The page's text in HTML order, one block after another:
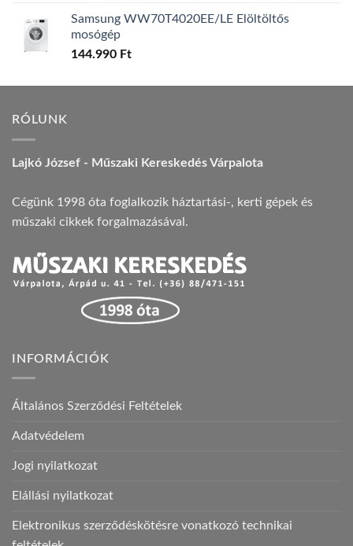
Samsung WW70T4020EE/LE Elöltöltős
mosógép
144.990 Ft
RÓLUNK
Lajkó József - Műszaki Kereskedés Várpalota
Cégünk 1998 óta foglalkozik háztartási-, kerti gépek és
műszaki cikkek forgalmazásával.
INFORMÁCIÓK
Általános Szerződési Feltételek
Adatvédelem
Jogi nyilatkozat
Elállási nyilatkozat
Elektronikus szerződéskötésre vonatkozó technikai